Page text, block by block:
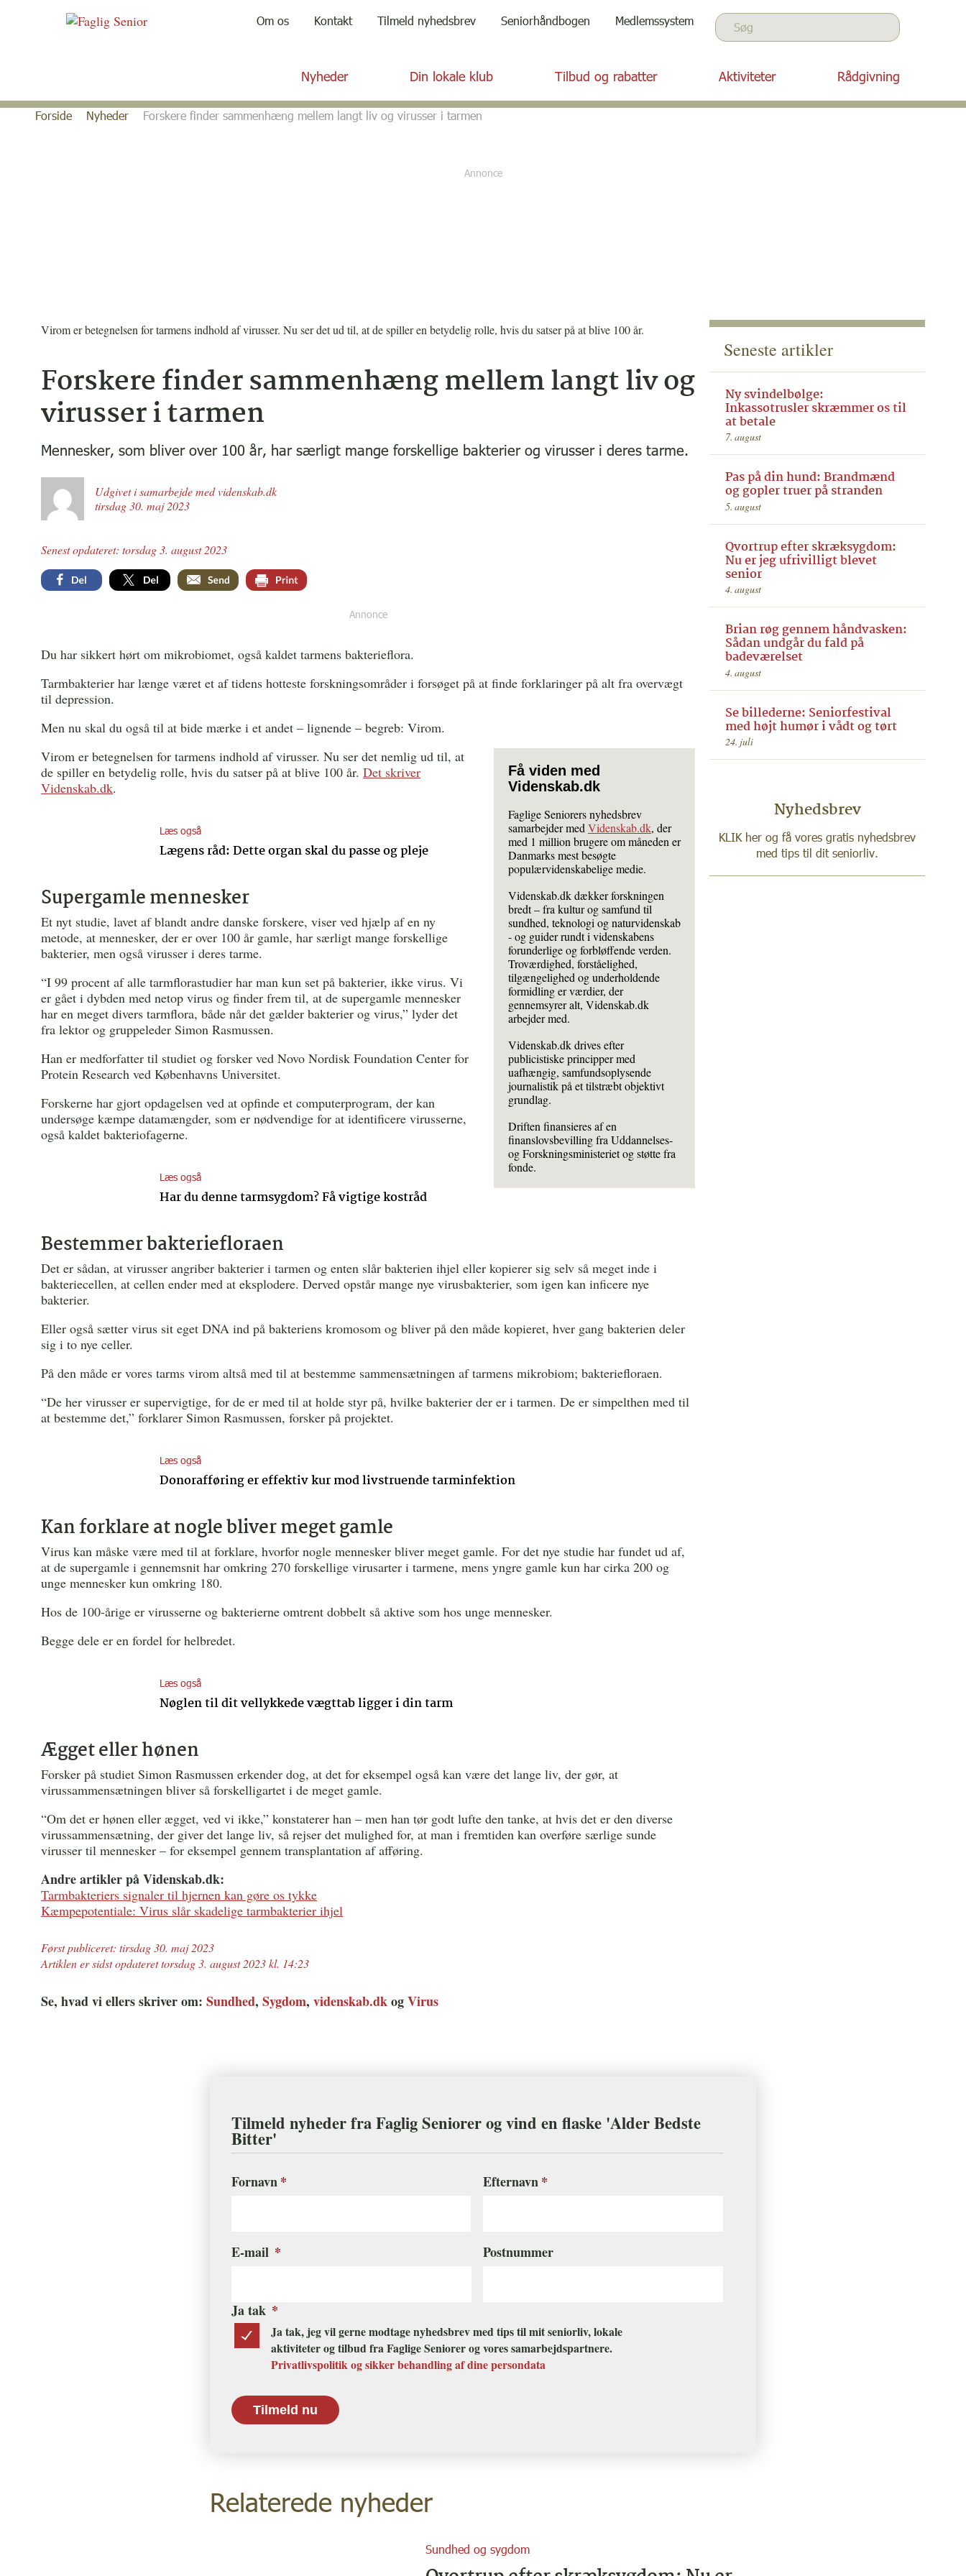
Om os Kontakt Tilmeld nyhedsbrev Seniorhåndbogen Medlemssystem
Søg
Søg
Nyheder Din lokale klub Tilbud og rabatter Aktiviteter Rådgivning
Forside Nyheder Forskere finder sammenhæng mellem langt liv og virusser i tarmen
Virom er betegnelsen for tarmens indhold af virusser. Nu ser det ud til, at de spiller en betydelig rolle, hvis du satser på at blive 100 år.
Forskere finder sammenhæng mellem langt liv og
virusser i tarmen
Mennesker, som bliver over 100 år, har særligt mange forskellige bakterier og virusser i deres tarme.
Udgivet i samarbejde med videnskab.dk
tirsdag 30. maj 2023
Senest opdateret: torsdag 3. august 2023
Facebook Twitter Email Print
Du har sikkert hørt om mikrobiomet, også kaldet tarmens bakterieflora.
Tarmbakterier har længe været et af tidens hotteste forskningsområder i forsøget på at finde forklaringer på alt fra overvægt
til depression.
Men nu skal du også til at bide mærke i et andet – lignende – begreb: Virom.
Få viden med
Videnskab.dk
Faglige Seniorers nyhedsbrev
samarbejder medVidenskab.dk, der
med 1 million brugere om måneden er
Danmarks mest besøgte
populærvidenskabelige medie.
Videnskab.dk dækker forskningen
bredt – fra kultur og samfund til
sundhed, teknologi og naturvidenskab
- og guider rundt i videnskabens
forunderlige og forbløffende verden.
Troværdighed, forståelighed,
tilgængelighed og underholdende
formidling er værdier, der
gennemsyrer alt, Videnskab.dk
arbejder med.
Videnskab.dk drives efter
publicistiske principper med
uafhængig, samfundsoplysende
journalistik på et tilstræbt objektivt
grundlag.
Driften finansieres af en
finanslovsbevilling fra Uddannelses-
og Forskningsministeriet og støtte fra
fonde.
Virom er betegnelsen for tarmens indhold af virusser. Nu ser det nemlig ud til, at
de spiller en betydelig rolle, hvis du satser på at blive 100 år. Det skriver
Videnskab.dk.
Læs også
Lægens råd: Dette organ skal du passe og pleje
Supergamle mennesker
Et nyt studie, lavet af blandt andre danske forskere, viser ved hjælp af en ny
metode, at mennesker, der er over 100 år gamle, har særligt mange forskellige
bakterier, men også virusser i deres tarme.
“I 99 procent af alle tarmflorastudier har man kun set på bakterier, ikke virus. Vi
er gået i dybden med netop virus og finder frem til, at de supergamle mennesker
har en meget divers tarmflora, både når det gælder bakterier og virus,” lyder det
fra lektor og gruppeleder Simon Rasmussen.
Han er medforfatter til studiet og forsker ved Novo Nordisk Foundation Center for
Protein Research ved Københavns Universitet.
Forskerne har gjort opdagelsen ved at opfinde et computerprogram, der kan
undersøge kæmpe datamængder, som er nødvendige for at identificere virusserne,
også kaldet bakteriofagerne.
Læs også
Har du denne tarmsygdom? Få vigtige kostråd
Bestemmer bakteriefloraen
Det er sådan, at virusser angriber bakterier i tarmen og enten slår bakterien ihjel eller kopierer sig selv så meget inde i
bakteriecellen, at cellen ender med at eksplodere. Derved opstår mange nye virusbakterier, som igen kan inficere nye
bakterier.
Eller også sætter virus sit eget DNA ind på bakteriens kromosom og bliver på den måde kopieret, hver gang bakterien deler
sig i to nye celler.
På den måde er vores tarms virom altså med til at bestemme sammensætningen af tarmens mikrobiom; bakteriefloraen.
“De her virusser er supervigtige, for de er med til at holde styr på, hvilke bakterier der er i tarmen. De er simpelthen med til
at bestemme det,” forklarer Simon Rasmussen, forsker på projektet.
Læs også
Donorafføring er effektiv kur mod livstruende tarminfektion
Kan forklare at nogle bliver meget gamle
Virus kan måske være med til at forklare, hvorfor nogle mennesker bliver meget gamle. For det nye studie har fundet ud af,
at de supergamle i gennemsnit har omkring 270 forskellige virusarter i tarmene, mens yngre gamle kun har cirka 200 og
unge mennesker kun omkring 180.
Hos de 100-årige er virusserne og bakterierne omtrent dobbelt så aktive som hos unge mennesker.
Begge dele er en fordel for helbredet.
Læs også
Nøglen til dit vellykkede vægttab ligger i din tarm
Ægget eller hønen
Forsker på studiet Simon Rasmussen erkender dog, at det for eksempel også kan være det lange liv, der gør, at
virussammensætningen bliver så forskelligartet i de meget gamle.
“Om det er hønen eller ægget, ved vi ikke,” konstaterer han – men han tør godt lufte den tanke, at hvis det er den diverse
virussammensætning, der giver det lange liv, så rejser det mulighed for, at man i fremtiden kan overføre særlige sunde
virusser til mennesker – for eksempel gennem transplantation af afføring.
Andre artikler på Videnskab.dk:
Tarmbakteriers signaler til hjernen kan gøre os tykke
Kæmpepotentiale: Virus slår skadelige tarmbakterier ihjel
Først publiceret: tirsdag 30. maj 2023
Artiklen er sidst opdateret torsdag 3. august 2023 kl. 14:23
Se, hvad vi ellers skriver om: Sundhed, Sygdom, videnskab.dkogVirus
Seneste artikler
Ny svindelbølge:
Inkassotrusler skræmmer os til
at betale
7. august
Pas på din hund: Brandmænd
og gopler truer på stranden
5. august
Qvortrup efter skræksygdom:
Nu er jeg ufrivilligt blevet
senior
4. august
Brian røg gennem håndvasken:
Sådan undgår du fald på
badeværelset
4. august
Se billederne: Seniorfestival
med højt humør i vådt og tørt
24. juli
Nyhedsbrev
KLIK her og få vores gratis nyhedsbrev
med tips til dit seniorliv.
Tilmeld nyheder fra Faglig Seniorer og vind en flaske 'Alder Bedste
Bitter'
*
Fornavn Efternavn
E-mail * Postnummer
Ja tak *
Ja tak, jeg vil gerne modtage nyhedsbrev med tips til mit seniorliv, lokale
aktiviteter og tilbud fra Faglige Seniorer og vores samarbejdspartnere.
Privatlivspolitik og sikker behandling af dine persondata
Relaterede nyheder
Sundhed og sygdom